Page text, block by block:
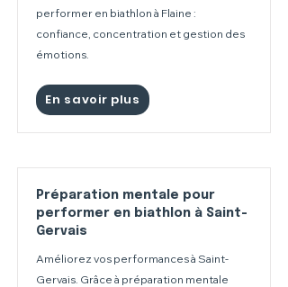
performer en biathlon à Flaine :
confiance, concentration et gestion des
émotions.
En savoir plus
Préparation mentale pour
performer en biathlon à Saint-
Gervais
Améliorez vos performances à Saint-
Gervais. Grâce à préparation mentale